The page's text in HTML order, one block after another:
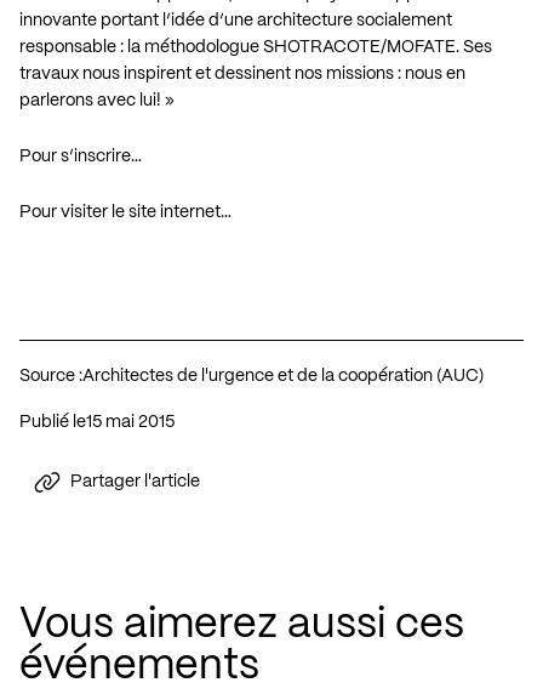
innovante portant l’idée d’une architecture socialement
responsable : la méthodologue SHOTRACOTE/MOFATE. Ses
travaux nous inspirent et dessinent nos missions : nous en
parlerons avec lui! »
Pour s’inscrire…
Pour visiter le site internet…
Source :Architectes de l'urgence et de la coopération (AUC)
Publié le 15 mai 2015
Partager l'article
Vous aimerez aussi ces
événements